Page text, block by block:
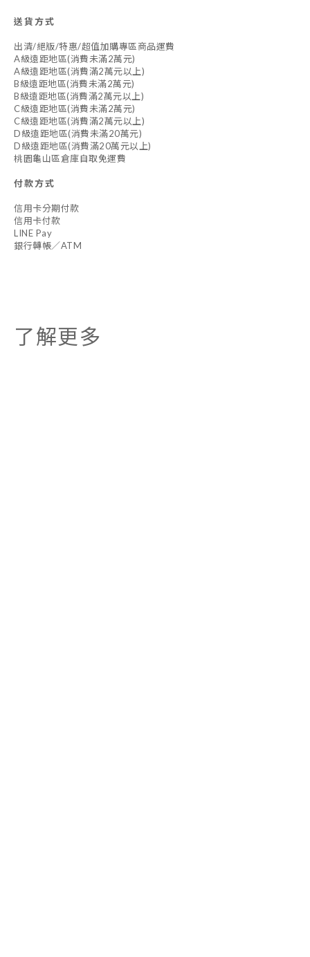
送貨方式
出清/絕版/特惠/超值加購專區商品運費
A級遠距地區(消費未滿2萬元)
A級遠距地區(消費滿2萬元以上)
B級遠距地區(消費未滿2萬元)
B級遠距地區(消費滿2萬元以上)
C級遠距地區(消費未滿2萬元)
C級遠距地區(消費滿2萬元以上)
D級遠距地區(消費未滿20萬元)
D級遠距地區(消費滿20萬元以上)
桃園龜山區倉庫自取免運費
付款方式
信用卡分期付款
信用卡付款
LINE Pay
銀行轉帳／ATM
了解更多